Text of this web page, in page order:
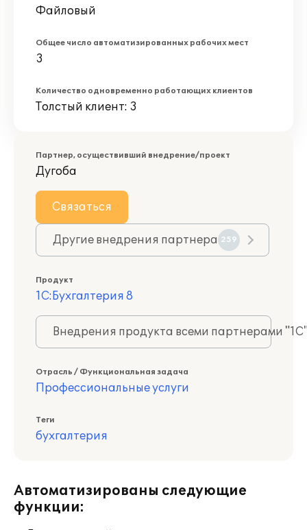
Файловый
Общее число автоматизированных рабочих мест
3
Количество одновременно работающих клиентов
Толстый клиент: 3
Партнер, осуществивший внедрение/проект
Дугоба
Связаться
Другие внедрения партнера 259
Продукт
1С:Бухгалтерия 8
Внедрения продукта всеми партнерами
Отрасль / Функциональная задача
Профессиональные услуги
Теги
бухгалтерия
Автоматизированы следующие
функции: